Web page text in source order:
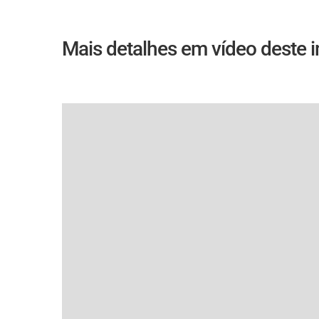
Mais detalhes em vídeo deste